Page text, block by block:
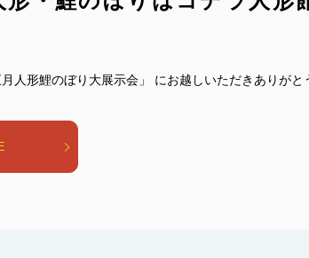
月人形鯉のぼり大展示会」 にお越しいただきありが